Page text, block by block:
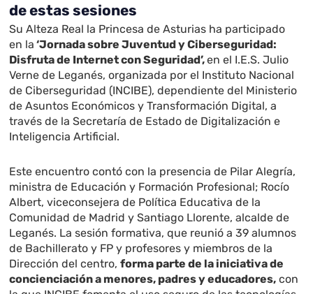
de estas sesiones
Su Alteza Real la Princesa de Asturias ha participado
en la ‘Jornada sobre Juventud y Ciberseguridad:
Disfruta de Internet con Seguridad’,en el I.E.S. Julio
Verne de Leganés, organizada por el Instituto Nacional
de Ciberseguridad (INCIBE), dependiente del Ministerio
de Asuntos Económicos y Transformación Digital, a
través de la Secretaría de Estado de Digitalización e
Inteligencia Artificial.
Este encuentro contó con la presencia de Pilar Alegría,
ministra de Educación y Formación Profesional; Rocío
Albert, viceconsejera de Política Educativa de la
Comunidad de Madrid y Santiago Llorente, alcalde de
Leganés. La sesión formativa, que reunió a 39 alumnos
de Bachillerato y FP y profesores y miembros de la
Dirección del centro,forma parte de la iniciativa de
concienciación a menores, padres y educadores, con